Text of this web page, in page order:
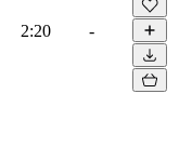
2:20 -